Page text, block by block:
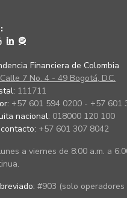
Financiera de Colombia
Calle 7 No. 4 - 49 Bogotá, D.C.
111711
+57 601 594 0200 - +57 601
nacional: 018000 120 100
+57 601 307 8042
a viernes de 8:00 a.m. a
#903 (solo operadores